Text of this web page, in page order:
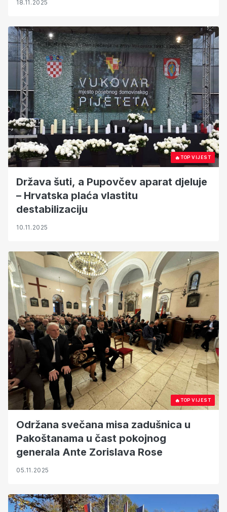
18.11.2025
🔥TOP VIJEST
Država šuti, a Pupovčev aparat djeluje
– Hrvatska plaća vlastitu
destabilizaciju
10.11.2025
🔥TOP VIJEST
Održana svečana misa zadušnica u
Pakoštanama u čast pokojnog
generala Ante Zorislava Rose
05.11.2025